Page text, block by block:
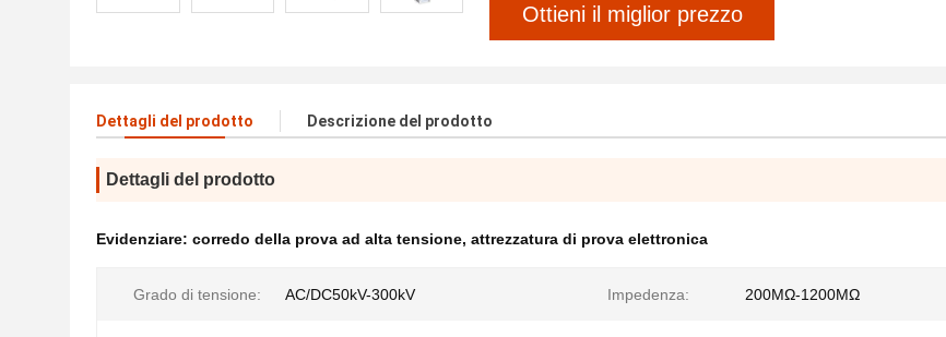
Ottieni il miglior prezzo
Dettagli del prodotto Descrizione del prodotto
Dettagli del prodotto
Evidenziare: corredo della prova ad alta tensione, attrezzatura di prova elettronica
Grado di tensione: AC/DC50kV-300kV Impedenza: 200MΩ-1200MΩ